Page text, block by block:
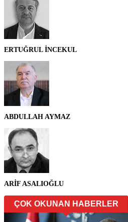
ERTUĞRUL İNCEKUL
ABDULLAH AYMAZ
ARİF ASALIOĞLU
ÇOK OKUNAN HABERLER